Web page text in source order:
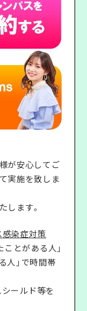
が安心してご
実施を致しま
します。
染症対策
とがある人」
人」で時間帯
シールド等を